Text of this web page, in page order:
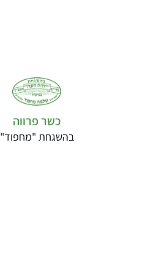
כשר פרווה
בהשגחת "מחפוד"